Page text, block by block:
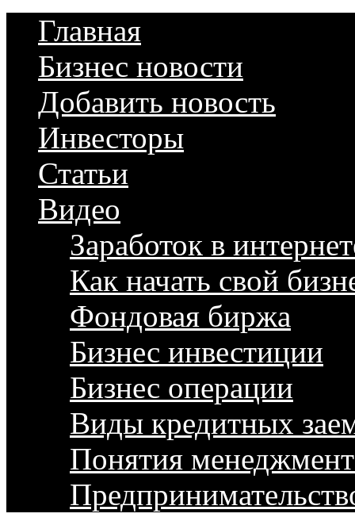
Главная
Бизнес новости
Добавить новость
Инвесторы
Статьи
Видео
Заработок в
Как начать свой
Фондовая биржа
Бизнес инвестиции
Бизнес операции
Виды кредитных
Понятия